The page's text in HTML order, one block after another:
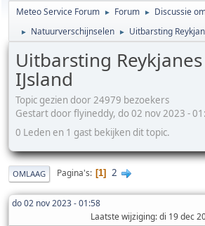
Meteo Service Forum ► Forum ► Discussie
► Natuurverschijnselen ► Uitbarsting
Uitbarsting
IJsland
Topic gezien door 24979 bezoekers
Gestart door flyineddy, do 02 nov 2023 -
0 Leden en 1 gast bekijken dit topic.
OMLAAG Pagina's 1 2
do 02 nov 2023 - 01:58
Laatste wijziging: di 19 dec